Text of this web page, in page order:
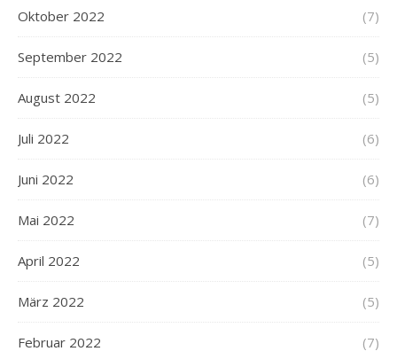
Oktober 2022 (7)
September 2022 (5)
August 2022 (5)
Juli 2022 (6)
Juni 2022 (6)
Mai 2022 (7)
April 2022 (5)
März 2022 (5)
Februar 2022 (7)